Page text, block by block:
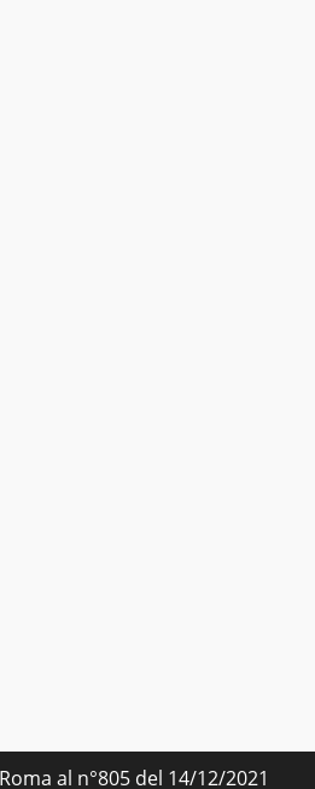
al n°805 del 14/12/2021